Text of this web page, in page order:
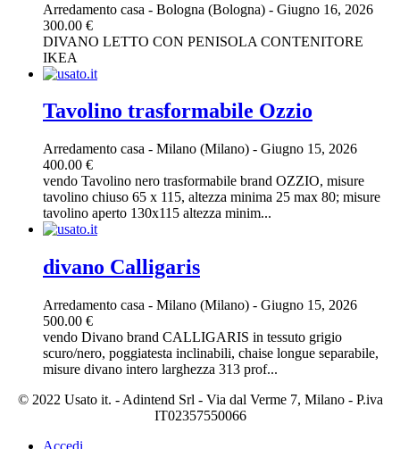
Arredamento casa - Bologna (Bologna) - Giugno 16, 2026
300.00 €
DIVANO LETTO CON PENISOLA CONTENITORE
IKEA
Tavolino trasformabile Ozzio
Arredamento casa - Milano (Milano) - Giugno 15, 2026
400.00 €
vendo Tavolino nero trasformabile brand OZZIO, misure
tavolino chiuso 65 x 115, altezza minima 25 max 80; misure
tavolino aperto 130x115 altezza minim...
divano Calligaris
Arredamento casa - Milano (Milano) - Giugno 15, 2026
500.00 €
vendo Divano brand CALLIGARIS in tessuto grigio
scuro/nero, poggiatesta inclinabili, chaise longue separabile,
misure divano intero larghezza 313 prof...
© 2022 Usato it. - Adintend Srl - Via dal Verme 7, Milano - P.iva
IT02357550066